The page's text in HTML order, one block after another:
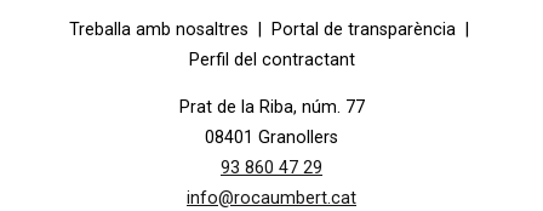
Treballa amb nosaltres
Portal de transparència
Perfil del contractant
Prat de la Riba, núm. 77
08401 Granollers
93 860 47 29
info@rocaumbert.cat